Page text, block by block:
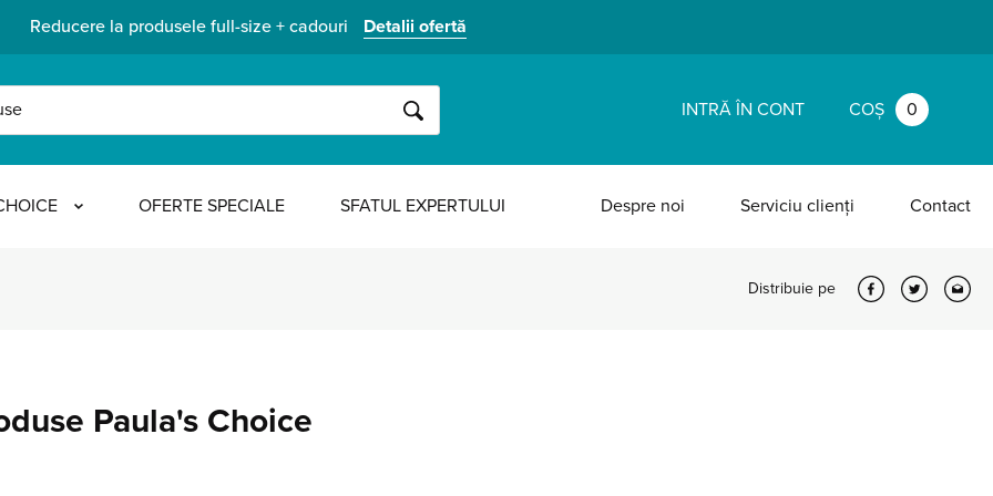
Reducere la produsele full-size + cadouri Detalii ofertă
CAUTĂ INTRĂ ÎN CONT COȘ 0
OFERTE SPECIALE SFATUL EXPERTULUI Despre noi Serviciu clienți Contact
Distribuie pe
Paula's Choice